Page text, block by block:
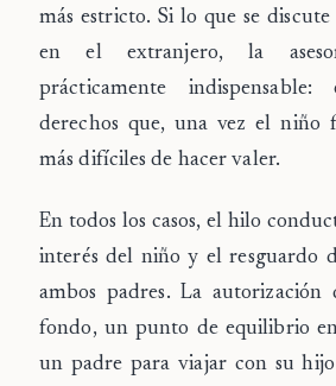
más estricto. Si lo que se
en el extranjero, la
prácticamente
derechos que, una vez el niño
más difíciles de hacer valer.
En todos los casos, el hilo
interés del niño y el resguardo
ambos padres. La autorización
fondo, un punto de equilibrio
un padre para viajar con su